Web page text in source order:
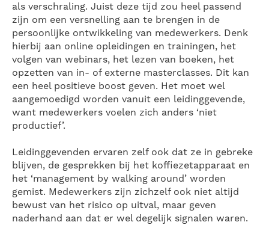
als verschraling. Juist deze tijd zou heel passend
zijn om een versnelling aan te brengen in de
persoonlijke ontwikkeling van medewerkers. Denk
hierbij aan online opleidingen en trainingen, het
volgen van webinars, het lezen van boeken, het
opzetten van in- of externe masterclasses. Dit kan
een heel positieve boost geven. Het moet wel
aangemoedigd worden vanuit een leidinggevende,
want medewerkers voelen zich anders ‘niet
productief’.
Leidinggevenden ervaren zelf ook dat ze in gebreke
blijven, de gesprekken bij het koffiezetapparaat en
het ‘management by walking around’ worden
gemist. Medewerkers zijn zichzelf ook niet altijd
bewust van het risico op uitval, maar geven
naderhand aan dat er wel degelijk signalen waren.